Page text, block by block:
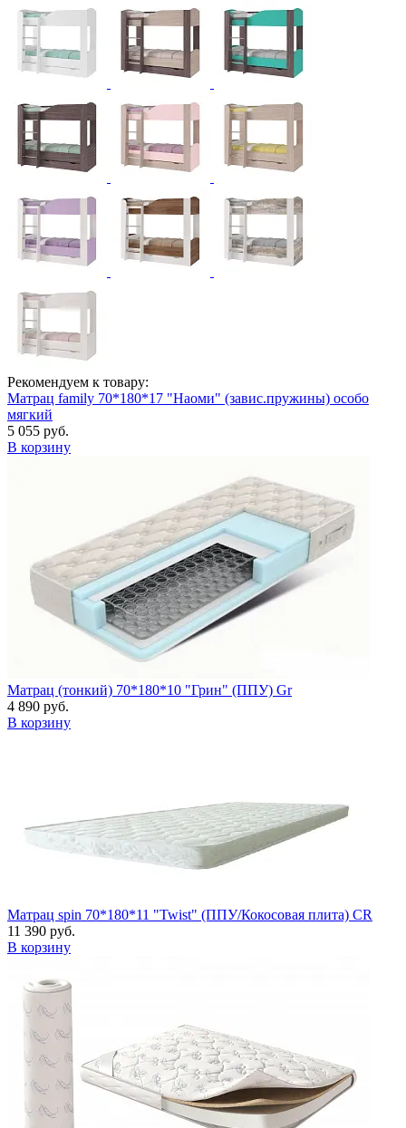
Рекомендуем к товару:
Матрац family 70*180*17 "Наоми" (завис.пружины) особо
мягкий
5 055 руб.
В корзину
Матрац (тонкий) 70*180*10 "Грин" (ППУ) Gr
4 890 руб.
В корзину
Матрац spin 70*180*11 "Twist" (ППУ/Кокосовая плита) CR
11 390 руб.
В корзину